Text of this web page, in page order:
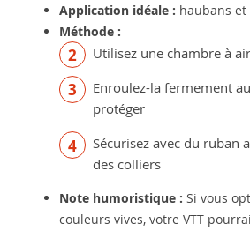
Application idéale : haubans et
Méthode :
Utilisez une chambre à
Enroulez-la fermement
protéger
Sécurisez avec du ruban
des colliers
Note humoristique : Si vous
couleurs vives, votre VTT